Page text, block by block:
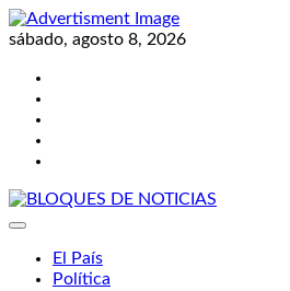
Skip
to
sábado, agosto 8, 2026
El País
Política